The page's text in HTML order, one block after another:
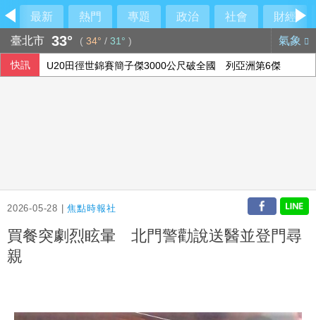
最新 熱門 專題 政治 社會
財經
臺北市 33° ( 34° / 31° ) 氣象
快訊 U20田徑世錦賽簡子傑3000公尺破全國 列亞洲第6傑
2026-05-28 |焦點時報社
買餐突劇烈眩暈 北門警勸說送醫並登門尋
親